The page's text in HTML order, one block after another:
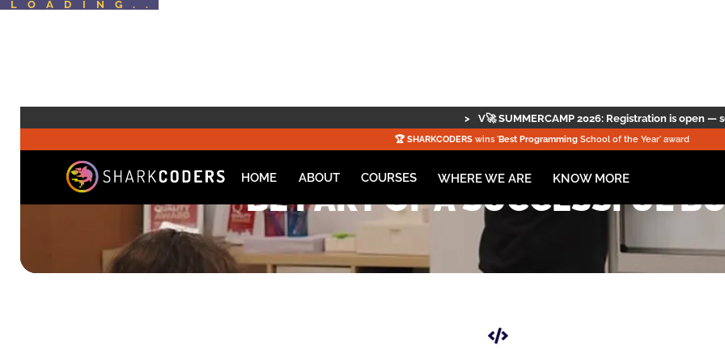
LOADING..
V🚀 SUMMERCAMP 2026: Registration is open — secure your spot now!! |
🏆️SHARKCODERS wins 'Best Programming School of the Year' award
HOME ABOUT COURSES WHERE WE ARE KNOW MORE
The first Portuguese network of programming and robotics schools for
BE PART OF A SUCCESSFUL